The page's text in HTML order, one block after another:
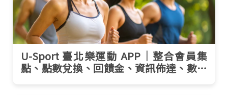
U-Sport 臺北樂運動 APP｜整合會員集
點、點數兌換、回饋金、資訊佈達、數據